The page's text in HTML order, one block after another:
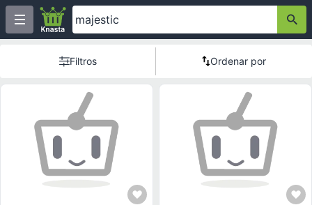
Filtros Ordenar por